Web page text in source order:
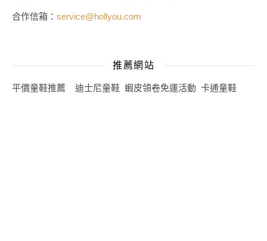
合作信箱： service@hollyou.com
推薦網站
平價童鞋推薦 迪士尼童鞋 蝦皮領卷免運活動 卡通童鞋